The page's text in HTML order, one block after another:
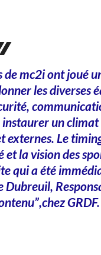
de mc2i ont joué
les diverses
un
externes. Le
la vision des
qui a été
GRDF.